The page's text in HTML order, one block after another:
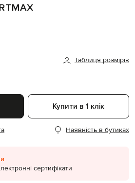
Таблиця розмірів
Купити в 1 клік
Наявність в бутиках
сертифікати